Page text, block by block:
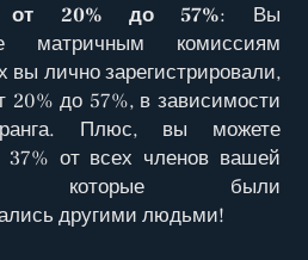
от 20% до 57%: Вы
матричным комиссиям
вы лично зарегистрировали,
20% до 57%, в зависимости
Плюс, вы можете
37% от всех членов вашей
которые были
другими людьми!